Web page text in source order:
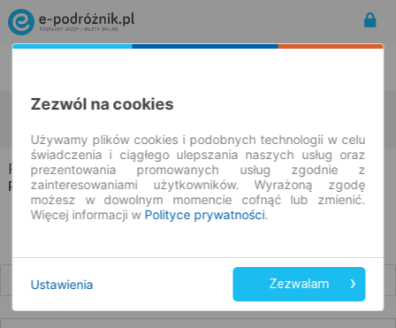
Ruda Kozielska Racibórz
Ruda Kozielska → Racibórz
Rozkład jazdy i bilety
Zezwól na cookies
Używamy plików cookies i podobnych technologii w celu
świadczenia i ciągłego ulepszania naszych usług oraz
prezentowania promowanych usług zgodnie z
zainteresowaniami użytkowników. Wyrażoną zgodę
możesz w dowolnym momencie cofnąć lub zmienić.
Więcej informacji w Polityce prywatności.
Ustawienia Zezwalam